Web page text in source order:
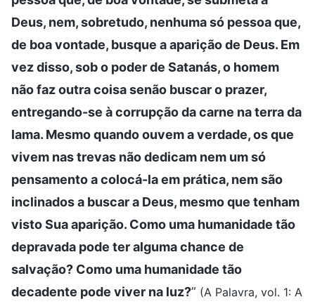
Deus, nem, sobretudo, nenhuma só pessoa que,
de boa vontade, busque a aparição de Deus. Em
vez disso, sob o poder de Satanás, o homem
não faz outra coisa senão buscar o prazer,
entregando-se à corrupção da carne na terra da
lama. Mesmo quando ouvem a verdade, os que
vivem nas trevas não dedicam nem um só
pensamento a colocá-la em prática, nem são
inclinados a buscar a Deus, mesmo que tenham
visto Sua aparição. Como uma humanidade tão
depravada pode ter alguma chance de
salvação? Como uma humanidade tão
decadente pode viver na luz?” (A Palavra, vol. 1: A